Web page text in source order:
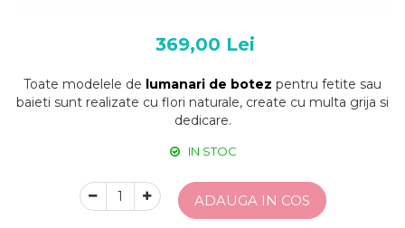
369,00 Lei
Toate modelele de lumanari de botez pentru fetite sau
baieti sunt realizate cu flori naturale, create cu multa grija si
dedicare.
IN STOC
ADAUGA IN COS